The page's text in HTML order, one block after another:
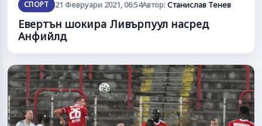
СПОРТ 21 Февруари 2021, 06:54Автор:Станислав Тенев
Евертън шокира Ливърпуул насред
Анфийлд